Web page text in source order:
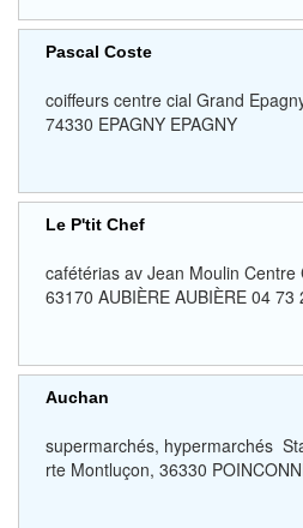
Pascal Coste
coiffeurs centre cial Grand
74330 EPAGNY EPAGNY
Le P'tit Chef
cafétérias av Jean Moulin Centre
63170 AUBIÈRE AUBIÈRE 04 73
Auchan
supermarchés, hypermarchés
rte Montluçon, 36330